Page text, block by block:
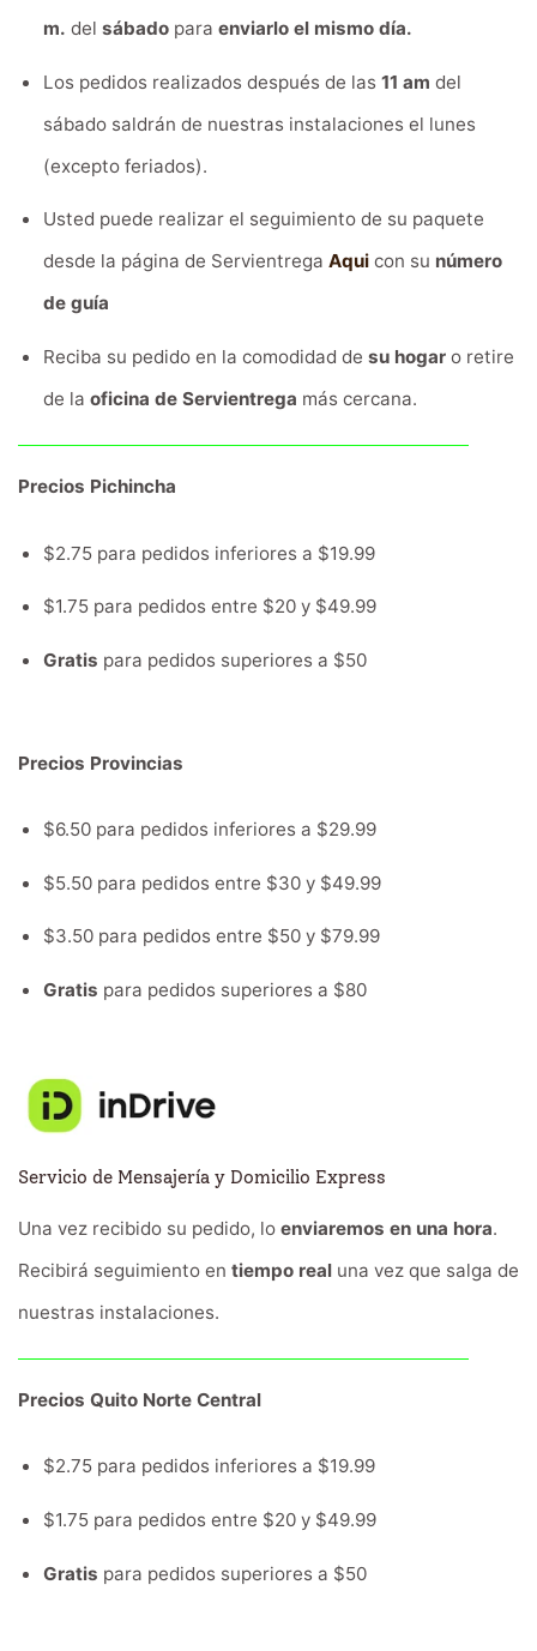
m. del sábadopara enviarlo el mismo día.
Los pedidos realizados después de las 11 am del
sábado saldrán de nuestras instalaciones el lunes
(excepto feriados).
Usted puede realizar el seguimiento de su paquete
desde la página de Servientrega Aquicon su número
de guía
Reciba su pedido en la comodidad de su hogaro retire
de la oficina de Servientrega más cercana.
Precios Pichincha
$2.75 para pedidos inferiores a $19.99
$1.75 para pedidos entre $20 y $49.99
Gratis para pedidos superiores a $50
Precios Provincias
$6.50 para pedidos inferiores a $29.99
$5.50 para pedidos entre $30 y $49.99
$3.50 para pedidos entre $50 y $79.99
Gratis para pedidos superiores a $80
Servicio de Mensajería y Domicilio Express
Una vez recibido su pedido, lo enviaremos en una hora.
Recibirá seguimiento en tiempo real una vez que salga de
nuestras instalaciones.
Precios Quito Norte Central
$2.75 para pedidos inferiores a $19.99
$1.75 para pedidos entre $20 y $49.99
Gratis para pedidos superiores a $50